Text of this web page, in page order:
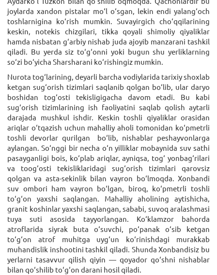
joylarda xandon pistalar mo‘l o‘sgan, lekin endi yalang‘och
toshlarnigina ko‘rish mumkin. Suvayirgich cho‘qqilarining
keskin, notekis chizgilari, tikka qoyali shimoliy qiyaliklar
hamda nisbatan g‘arbiy nishab juda ajoyib manzarani tashkil
qiladi. Bu yerda siz to‘g‘onni yoki bugun shu yerliklarning
so‘zi bo‘yicha Sharsharani ko‘rishingiz mumkin.
Nurota tog‘larining, deyarli barcha vodiylarida tarixiy shoxlab
ketgan sug‘orish tizimlari saqlanib qolgan bo‘lib, ular daryo
boshidan tog‘osti tekisligigacha davom etadi. Bu kabi
sug‘orish tizimlarining ish faoliyatini saqlab qolish aytarli
darajada mushkul ishdir. Keskin toshli qiyaliklar orasidan
ariqlar o‘tqazish uchun mahalliy aholi tomonidan ko‘pmetrli
toshli devorlar qurilgan bo‘lib, nishablar peshayvonlarga
aylangan. So‘nggi bir necha o‘n yilliklar mobaynida suv sathi
pasayganligi bois, ko‘plab ariqlar, ayniqsa, tog‘ yonbag‘rilari
va toog‘osti tekisliklaridagi sug‘orish tizimlari qarovsiz
qolgan va asta-sekinlik bilan vayron bo‘lmoqda. Xonbandi
suv ombori ham vayron bo‘lgan, biroq, ko‘pmetrli toshli
to‘g‘on yaxshi saqlangan. Mahalliy aholining aytishicha,
granit koshinlar yaxshi saqlangan, sababi, suvoq aralashmasi
tuya suti asosida tayyorlangan. Ko‘klamzor bahorda
atroflarida siyrak buta o‘suvchi, po‘panak o‘sib ketgan
to‘g‘on atrof muhitga uyg‘un ko‘rinishdagi murakkab
muhandislik inshootini tashkil qiladi. Shunda Xonbandisiz bu
yerlarni tasavvur qilish qiyin — qoyador qo‘shni nishablar
bilan qo‘shilib to‘g‘on darani hosil qiladi.